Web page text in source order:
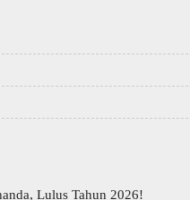
Lulus Tahun 2026!